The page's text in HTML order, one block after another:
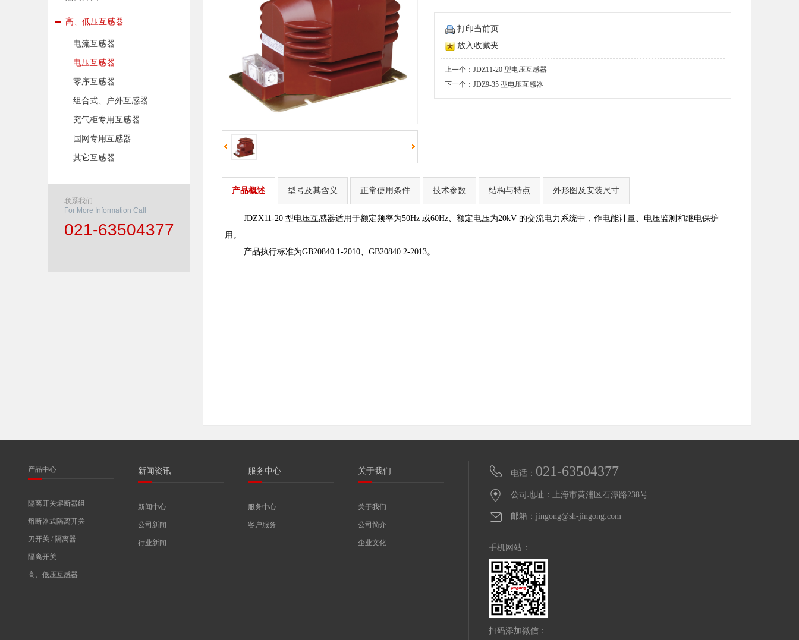
高、低压互感器
电流互感器
电压互感器
零序互感器
组合式、户外互感器
充气柜专用互感器
国网专用互感器
其它互感器
联系我们
For More Information Call
021-63504377
打印当前页
放入收藏夹
上一个：JDZ11-20 型电压互感器
下一个：JDZ9-35 型电压互感器
产品概述 型号及其含义 正常使用条件 技术参数 结构与特点 外形图及安装尺寸
JDZX11-20 型电压互感器适用于额定频率为50Hz 或60Hz、额定电压为20kV 的交流电力系统中，作电能计量、电压监测和继电保护
用。
产品执行标准为GB20840.1-2010、GB20840.2-2013。
产品中心
隔离开关熔断器组
熔断器式隔离开关
刀开关 / 隔离器
隔离开关
高、低压互感器
新闻资讯
新闻中心
公司新闻
行业新闻
服务中心
服务中心
客户服务
关于我们
关于我们
公司简介
企业文化
电话： 021-63504377
公司地址：上海市黄浦区石潭路238号
邮箱：jingong@sh-jingong.com
手机网站：
扫码添加微信：